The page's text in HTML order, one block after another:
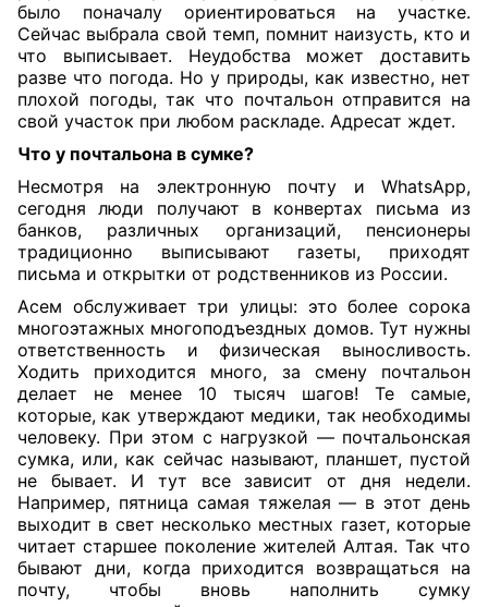
было поначалу ориентироваться на участке.
Сейчас выбрала свой темп, помнит наизусть, кто и
что выписывает. Неудобства может доставить
разве что погода. Но у природы, как известно, нет
плохой погоды, так что почтальон отправится на
свой участок при любом раскладе. Адресат ждет.
Что у почтальона в сумке?
Несмотря на электронную почту и WhatsApp,
сегодня люди получают в конвертах письма из
банков, различных организаций, пенсионеры
традиционно выписывают газеты, приходят
письма и открытки от родственников из России.
Асем обслуживает три улицы: это более сорока
многоэтажных многоподъездных домов. Тут нужны
ответственность и физическая выносливость.
Ходить приходится много, за смену почтальон
делает не менее 10 тысяч шагов! Те самые,
которые, как утверждают медики, так необходимы
человеку. При этом с нагрузкой — почтальонская
сумка, или, как сейчас называют, планшет, пустой
не бывает. И тут все зависит от дня недели.
Например, пятница самая тяжелая — в этот день
выходит в свет несколько местных газет, которые
читает старшее поколение жителей Алтая. Так что
бывают дни, когда приходится возвращаться на
почту, чтобы вновь наполнить сумку